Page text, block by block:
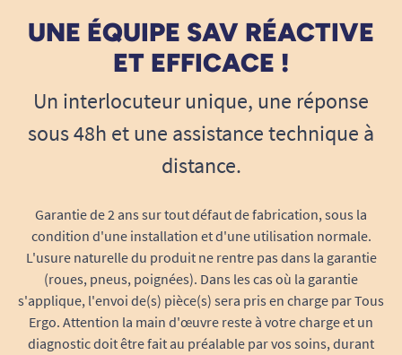
UNE ÉQUIPE SAV RÉACTIVE
ET EFFICACE !
Un interlocuteur unique, une réponse
sous 48h et une assistance technique à
distance.
Garantie de 2 ans sur tout défaut de fabrication, sous la
condition d'une installation et d'une utilisation normale.
L'usure naturelle du produit ne rentre pas dans la garantie
(roues, pneus, poignées). Dans les cas où la garantie
s'applique, l'envoi de(s) pièce(s) sera pris en charge par Tous
Ergo. Attention la main d'œuvre reste à votre charge et un
diagnostic doit être fait au préalable par vos soins, durant